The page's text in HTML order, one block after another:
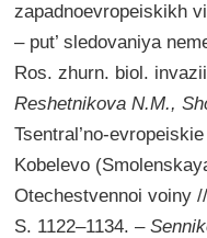
zapadnoevropeiskikh
– put’ sledovaniya
Ros. zhurn. biol.
Reshetnikova N.M.,
Tsentral’no-
Kobelevo
Otechestvennoi voiny
S. 1122–1134. –